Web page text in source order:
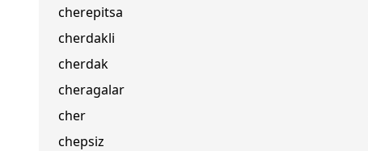
cherepitsa
cherdakli
cherdak
cheragalar
cher
chepsiz